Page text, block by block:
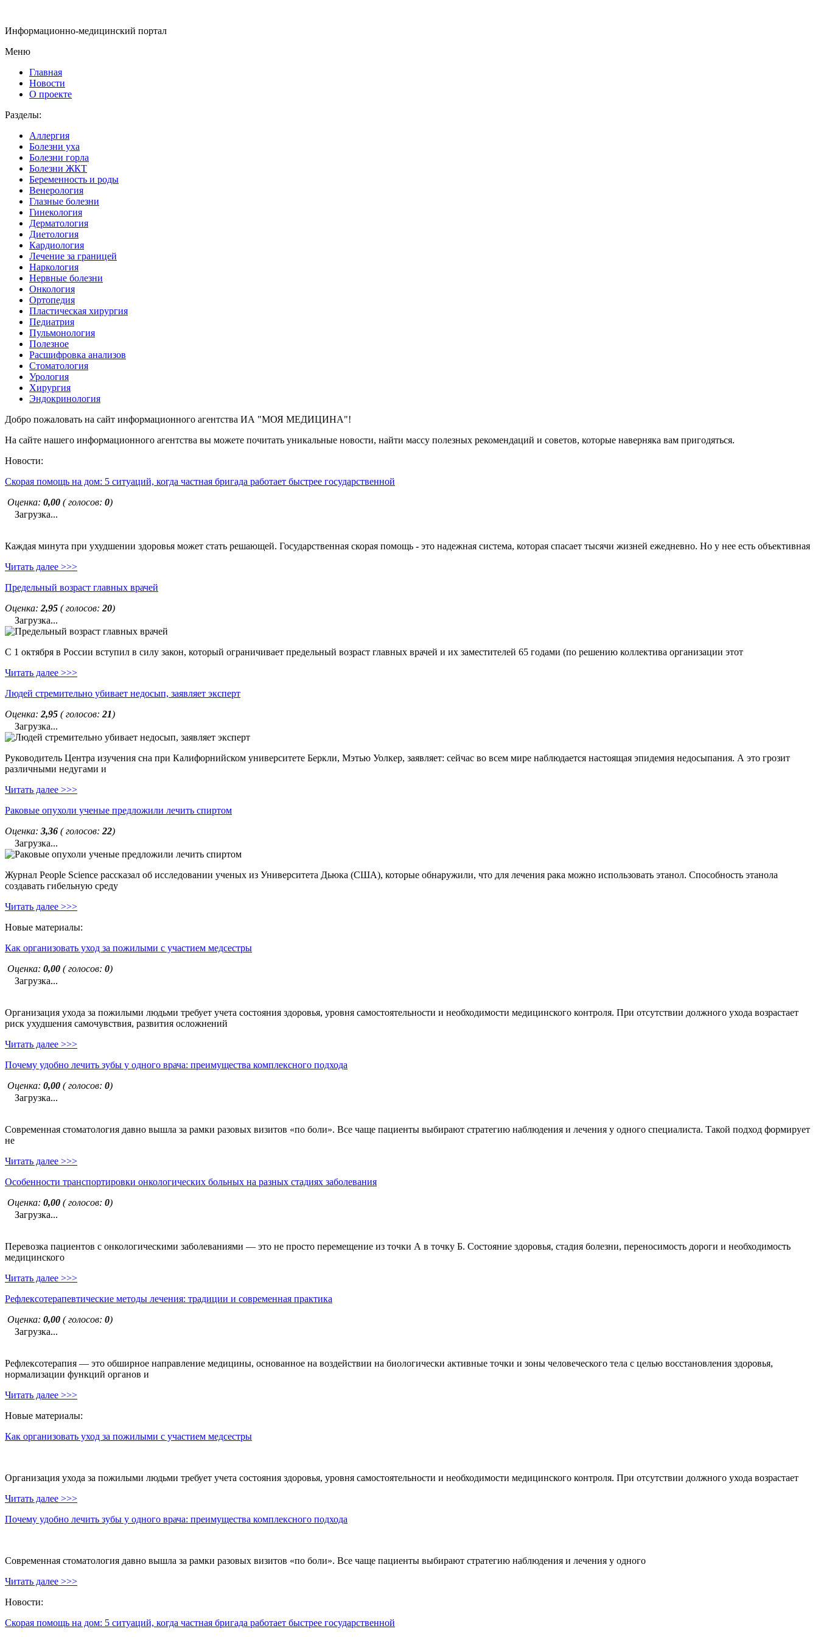
Информационно-медицинский портал
Меню
Главная
Новости
О проекте
Разделы:
Аллергия
Болезни уха
Болезни горла
Болезни ЖКТ
Беременность и роды
Венерология
Глазные болезни
Гинекология
Дерматология
Диетология
Кардиология
Лечение за границей
Наркология
Нервные болезни
Онкология
Ортопедия
Пластическая хирургия
Педиатрия
Пульмонология
Полезное
Расшифровка анализов
Стоматология
Урология
Хирургия
Эндокринология
Добро пожаловать на сайт информационного агентства ИА "МОЯ МЕДИЦИНА"!
На сайте нашего информационного агентства вы можете почитать уникальные новости, найти массу полезных рекомендаций и советов, которые наверняка вам пригодяться.
Новости:
Скорая помощь на дом: 5 ситуаций, когда частная бригада работает быстрее государственной
Оценка: 0,00 ( голосов: 0)
Загрузка...
Каждая минута при ухудшении здоровья может стать решающей. Государственная скорая помощь - это надежная система, которая спасает тысячи жизней ежедневно. Но у нее есть объективная
Читать далее >>>
Предельный возраст главных врачей
Оценка: 2,95 ( голосов: 20)
Загрузка...
С 1 октября в России вступил в силу закон, который ограничивает предельный возраст главных врачей и их заместителей 65 годами (по решению коллектива организации этот
Читать далее >>>
Людей стремительно убивает недосып, заявляет эксперт
Оценка: 2,95 ( голосов: 21)
Загрузка...
Руководитель Центра изучения сна при Калифорнийском университете Беркли, Мэтью Уолкер, заявляет: сейчас во всем мире наблюдается настоящая эпидемия недосыпания. А это грозит
различными недугами и
Читать далее >>>
Раковые опухоли ученые предложили лечить спиртом
Оценка: 3,36 ( голосов: 22)
Загрузка...
Журнал People Science рассказал об исследовании ученых из Университета Дьюка (США), которые обнаружили, что для лечения рака можно использовать этанол. Способность этанола
создавать гибельную среду
Читать далее >>>
Новые материалы:
Как организовать уход за пожилыми с участием медсестры
Оценка: 0,00 ( голосов: 0)
Загрузка...
Организация ухода за пожилыми людьми требует учета состояния здоровья, уровня самостоятельности и необходимости медицинского контроля. При отсутствии должного ухода возрастает
риск ухудшения самочувствия, развития осложнений
Читать далее >>>
Почему удобно лечить зубы у одного врача: преимущества комплексного подхода
Оценка: 0,00 ( голосов: 0)
Загрузка...
Современная стоматология давно вышла за рамки разовых визитов «по боли». Все чаще пациенты выбирают стратегию наблюдения и лечения у одного специалиста. Такой подход формирует
не
Читать далее >>>
Особенности транспортировки онкологических больных на разных стадиях заболевания
Оценка: 0,00 ( голосов: 0)
Загрузка...
Перевозка пациентов с онкологическими заболеваниями — это не просто перемещение из точки А в точку Б. Состояние здоровья, стадия болезни, переносимость дороги и необходимость
медицинского
Читать далее >>>
Рефлексотерапевтические методы лечения: традиции и современная практика
Оценка: 0,00 ( голосов: 0)
Загрузка...
Рефлексотерапия — это обширное направление медицины, основанное на воздействии на биологически активные точки и зоны человеческого тела с целью восстановления здоровья,
нормализации функций органов и
Читать далее >>>
Новые материалы:
Как организовать уход за пожилыми с участием медсестры
Организация ухода за пожилыми людьми требует учета состояния здоровья, уровня самостоятельности и необходимости медицинского контроля. При отсутствии должного ухода возрастает
Читать далее >>>
Почему удобно лечить зубы у одного врача: преимущества комплексного подхода
Современная стоматология давно вышла за рамки разовых визитов «по боли». Все чаще пациенты выбирают стратегию наблюдения и лечения у одного
Читать далее >>>
Новости:
Скорая помощь на дом: 5 ситуаций, когда частная бригада работает быстрее государственной